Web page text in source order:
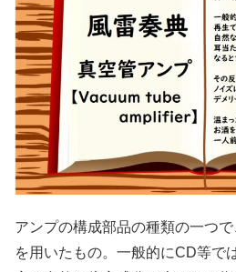
アンプの構成部品の種類の一つ
を用いたもの。一般的にCD等で